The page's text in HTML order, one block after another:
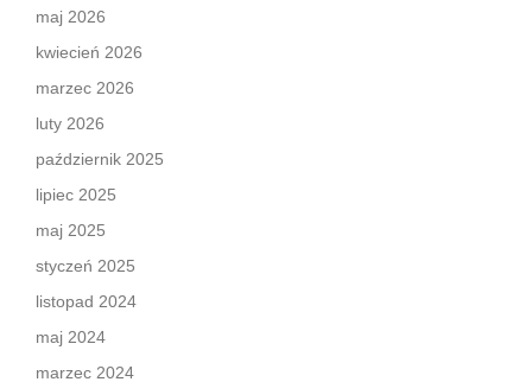
maj 2026
kwiecień 2026
marzec 2026
luty 2026
październik 2025
lipiec 2025
maj 2025
styczeń 2025
listopad 2024
maj 2024
marzec 2024